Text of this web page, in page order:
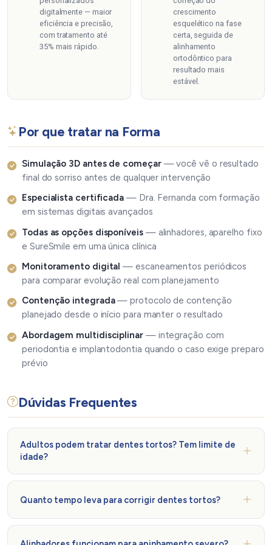
digitalmente — maior
eficiência e precisão,
com tratamento até
35% mais rápido.
crescimento
esquelético na fase
certa, seguida de
alinhamento
ortodôntico para
resultado mais
estável.
Por que tratar na Forma
Simulação 3D antes de começar— você vê o resultado
final do sorriso antes de qualquer intervenção
Especialista certificada — Dra. Fernanda com formação
em sistemas digitais avançados
Todas as opções disponíveis— alinhadores, aparelho fixo
e SureSmile em uma única clínica
Monitoramento digital — escaneamentos periódicos
para comparar evolução real com planejamento
Contenção integrada— protocolo de contenção
planejado desde o início para manter o resultado
Abordagem multidisciplinar— integração com
periodontia e implantodontia quando o caso exige preparo
prévio
Dúvidas Frequentes
Adultos podem tratar dentes tortos? Tem limite de
idade?
Não há limite de idade para o tratamento ortodôntico. Os
dentes se movem em resposta às forças aplicadas
Quanto tempo leva para corrigir dentes tortos?
Depende da complexidade do apinhamento e do sistema
utilizado. Casos leves com alinhadores podem ser